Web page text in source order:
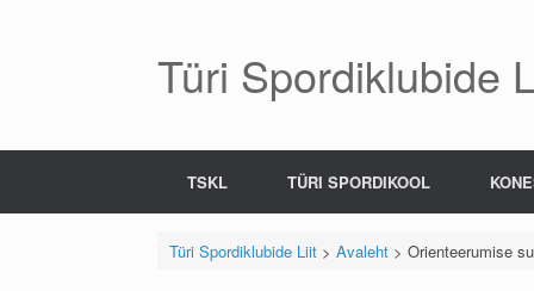
Türi Spordiklubide
TSKL TÜRI SPORDIKOOL
Türi Spordiklubide Liit> Avaleht> Orienteerumise